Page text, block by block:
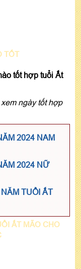
TỐT
tốt hợp tuổi Ất
ngày tốt hợp
2024 NAM
2024 NỮ
TUỔI ẤT
ẤT MÃO CHO